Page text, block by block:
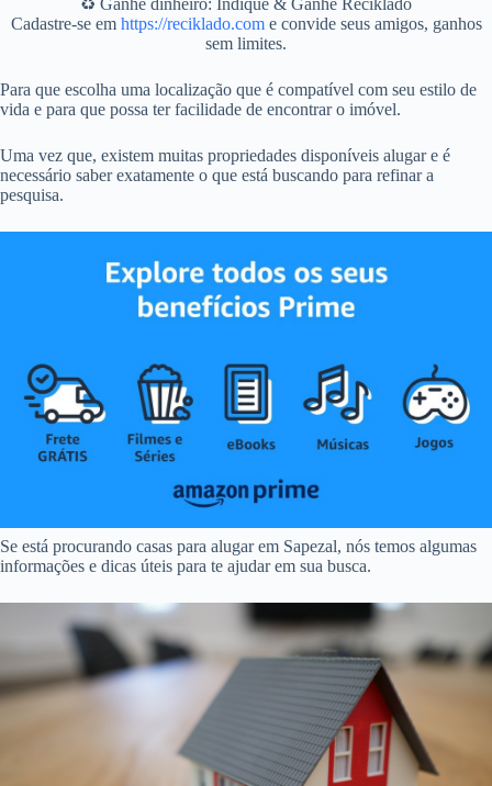
♻️ Ganhe dinheiro: Indique & Ganhe Reciklado
Cadastre-se em https://reciklado.come convide seus amigos, ganhos
sem limites.
Para que escolha uma localização que é compatível com seu estilo de
vida e para que possa ter facilidade de encontrar o imóvel.
Uma vez que, existem muitas propriedades disponíveis alugar e é
necessário saber exatamente o que está buscando para refinar a
pesquisa.
Se está procurando casas para alugar em Sapezal, nós temos algumas
informações e dicas úteis para te ajudar em sua busca.